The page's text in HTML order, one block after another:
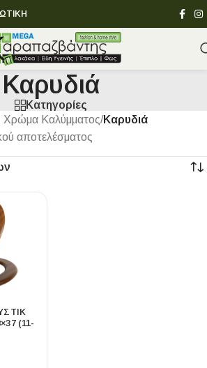
Καρυδιά
Κατηγορίες
Χρώμα Καλύμματος/Καρυδιά
αποτελέσματος
(11-